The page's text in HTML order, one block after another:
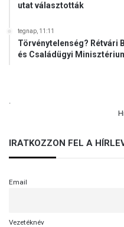
utat választották
tegnap, 11:11
Törvénytelenség? Rétvári
és Családügyi
.
IRATKOZZON FEL A
Email
Vezetéknév